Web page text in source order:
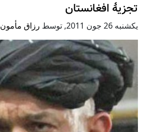
تجزیۀ افغانستان
يكشنبه 26 جون 2011 , توسط رزاق مأمون